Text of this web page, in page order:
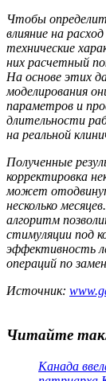
Чтобы
влияние на
технические
них расчетный
На основе этих
моделирования
параметров и
длительности
на реальной
Полученные
корректировка
может
несколько
алгоритм
стимуляции под
эффективность
операций по
Источник:
Читайте
Канада